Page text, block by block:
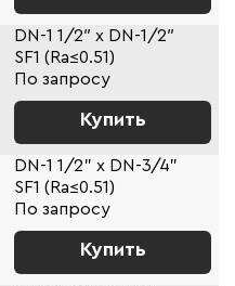
DN-1 1/2″ x DN-1/2″
SF1 (Ra≤0.51)
По запросу
Купить
DN-1 1/2" x DN-3/4"
SF1 (Ra≤0.51)
По запросу
Купить